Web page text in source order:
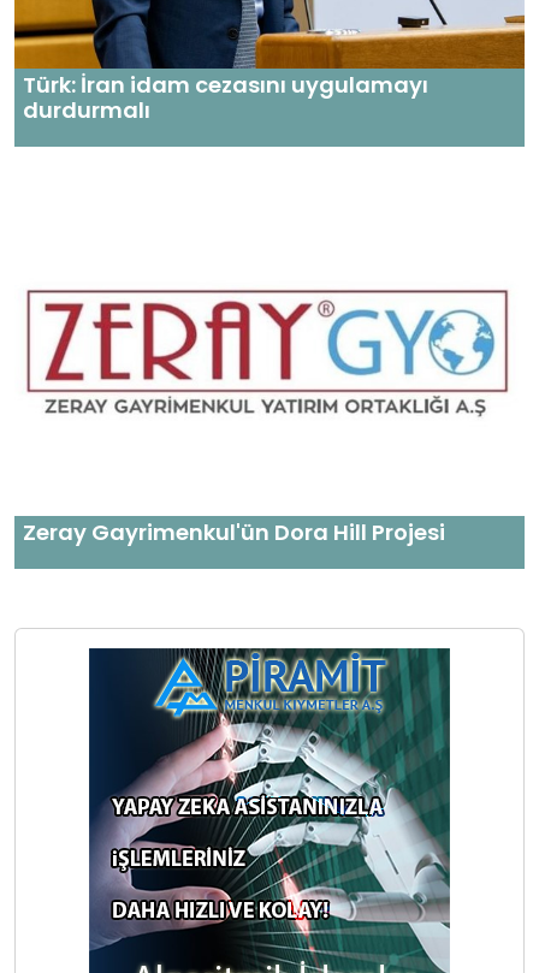
Türk: İran idam cezasını uygulamayı
durdurmalı
Zeray Gayrimenkul'ün Dora Hill Projesi